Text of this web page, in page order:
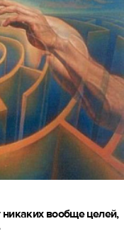
вообще целей,